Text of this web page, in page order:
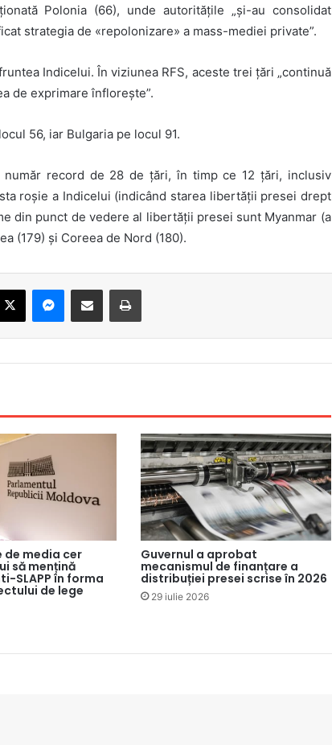
Polonia (66), unde autoritățile „și-au consolidat
strategia de «repolonizare» a mass-mediei private”.
Indicelui. În viziunea RFS, aceste trei țări „continuă
de exprimare înflorește”.
56, iar Bulgaria pe locul 91.
număr record de 28 de țări, în timp ce 12 țări, inclusiv
roșie a Indicelui (indicând starea libertății presei drept
din punct de vedere al libertății presei sunt Myanmar (a
(179) și Coreea de Nord (180).
X Messenger
Share via Email Print
de media cer
să mențină
SLAPP în forma
de lege
Guvernul a aprobat
mecanismul de finanțare a
distribuției presei scrise în 2026
29 iulie 2026